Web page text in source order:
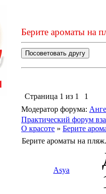
Берите ароматы на
Страница 1 из 1
1
Модератор форума:
Практический форум
О красоте » Берите
Берите ароматы на пляж.
Asya